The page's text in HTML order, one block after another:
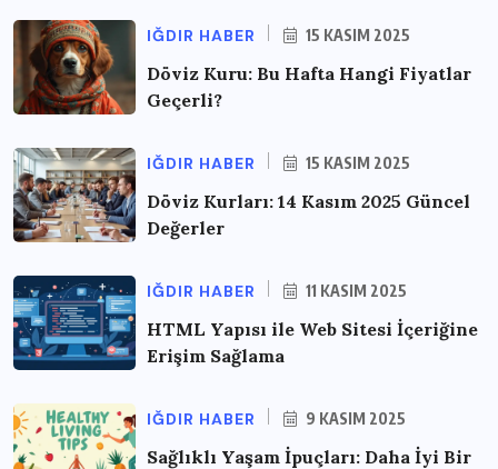
IĞDIR HABER 15 KASIM 2025
Döviz Kuru: Bu Hafta Hangi Fiyatlar
Geçerli?
IĞDIR HABER 15 KASIM 2025
Döviz Kurları: 14 Kasım 2025 Güncel
Değerler
IĞDIR HABER 11 KASIM 2025
HTML Yapısı ile Web Sitesi İçeriğine
Erişim Sağlama
IĞDIR HABER 9 KASIM 2025
Sağlıklı Yaşam İpuçları: Daha İyi Bir